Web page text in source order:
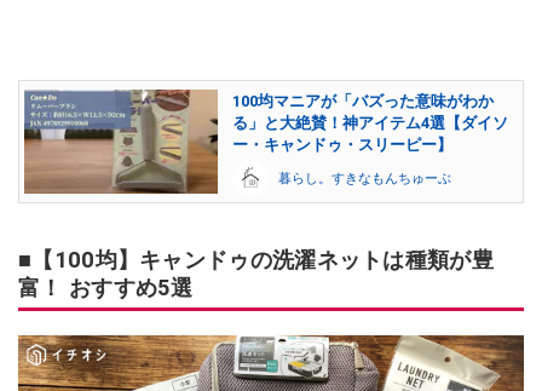
100均マニアが「バズった意味がわか
る」と大絶賛！神アイテム4選【ダイソ
ー・キャンドゥ・スリーピー】
暮らし。すきなもんちゅーぶ
■【100均】キャンドゥの洗濯ネットは種類が豊
富！ おすすめ5選